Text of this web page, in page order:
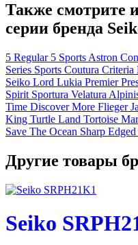
Также смотрите
серии бренда
5 Regular 5 Sports Astron
Series Sports Coutura Criteria
Seiko Lord Lukia Premier
Spirit Sportura Velatura
Time Discover More Flieger
King Turtle Land Tortoise
Save The Ocean Sharp Edged
Другие товары
Seiko